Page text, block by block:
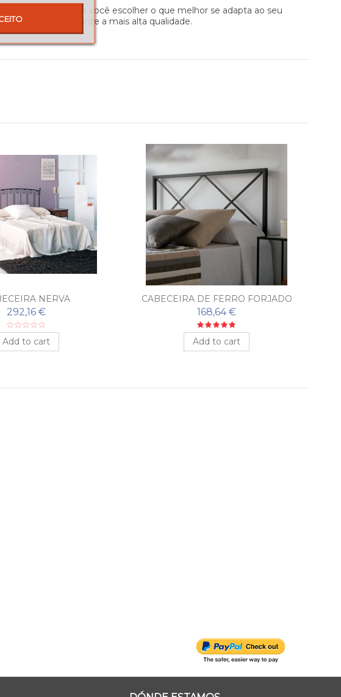
de pintura para você escolher o que melhor se adapta ao seu
de forno que garante a mais alta qualidade.
NERVA
292,16 €
Add to cart
CABECEIRA DE FERRO FORJADO
ROMBO
168,64 €
Add to cart